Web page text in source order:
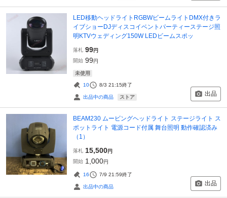
LED移動ヘッドライトRGBWビームライトDMX付きラ
イブショーDJディスコイベントパーティーステージ照
明KTVウェディング150W LEDビームスポッ
落札 99円
開始 99円
未使用
10 8/3 21:15終了
出品中の商品 ストア 出品
BEAM230 ムービングヘッドライト ステージライト ス
ポットライト 電源コード付属 舞台照明 動作確認済み
（1）
落札 15,500円
開始 1,000円
16 7/9 21:59終了
出品中の商品 出品